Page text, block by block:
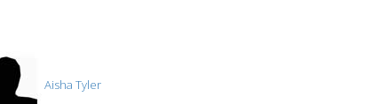
Aisha Tyler